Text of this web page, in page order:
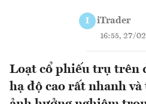
I iTrader
16:55, 27/
Loạt cổ phiếu trụ trên
hạ độ cao rất nhanh